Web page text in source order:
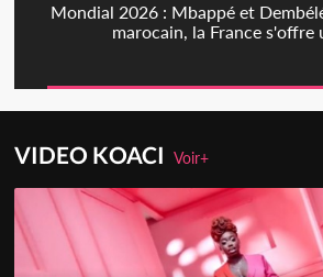
‎‎Mondial 2026 : Mbappé et
marocain, la France s'offre
VIDEO KOACIVoir+